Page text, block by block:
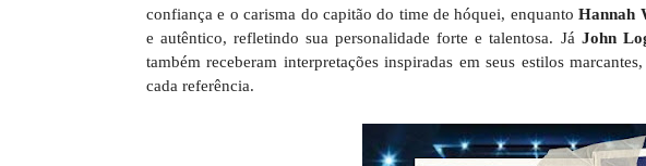
confiança e o carisma do capitão do time de hóquei, enquantoHannah
e autêntico, refletindo sua personalidade forte e talentosa. Já John
também receberam interpretações inspiradas em seus estilos
cada referência.